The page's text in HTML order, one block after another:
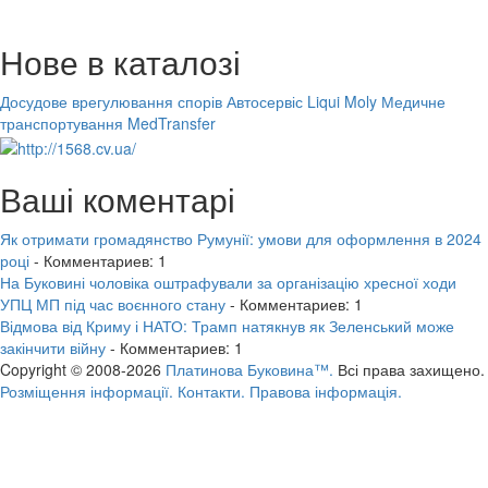
Нове в каталозі
Досудове врегулювання спорів Автосервіс Liqui Moly Медичне
транспортування MedTransfer
Ваші коментарі
Як отримати громадянство Румунії: умови для оформлення в 2024
році - Комментариев: 1
На Буковині чоловіка оштрафували за організацію хресної ходи
УПЦ МП під час воєнного стану - Комментариев: 1
Відмова від Криму і НАТО: Трамп натякнув як Зеленський може
закінчити війну - Комментариев: 1
Copyright © 2008-2026 Платинова Буковина™. Всі права захищено.
Розміщення інформації. Контакти. Правова інформація.